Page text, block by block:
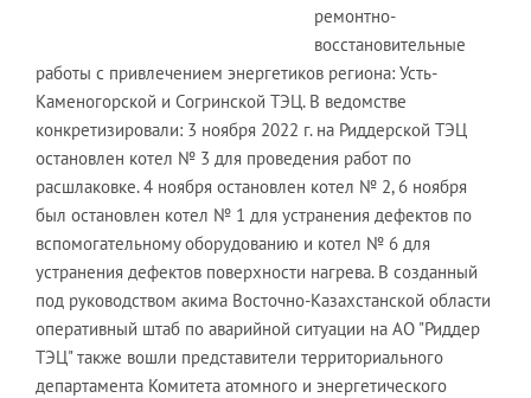
ремонтно-
восстановительные
работы с привлечением энергетиков региона: Усть-
Каменогорской и Согринской ТЭЦ. В ведомстве
конкретизировали: 3 ноября 2022 г. на Риддерской ТЭЦ
остановлен котел № 3 для проведения работ по
расшлаковке. 4 ноября остановлен котел № 2, 6 ноября
был остановлен котел № 1 для устранения дефектов по
вспомогательному оборудованию и котел № 6 для
устранения дефектов поверхности нагрева. В созданный
под руководством акима Восточно-Казахстанской области
оперативный штаб по аварийной ситуации на АО "Риддер
ТЭЦ" также вошли представители территориального
департамента Комитета атомного и энергетического